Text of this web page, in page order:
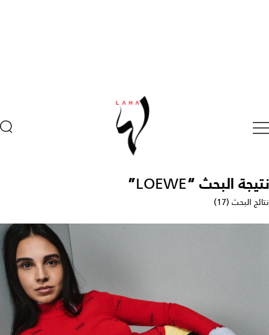
نتيجة البحث “LOEWE
”
نتائج البحث (17)